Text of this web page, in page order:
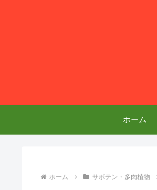
ホーム
ホーム サボテン・多肉植物